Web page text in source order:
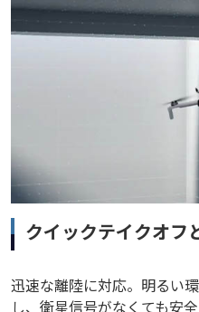
クイックテイクオフ
迅速な離陸に対応。明るい
し、衛星信号がなくても安